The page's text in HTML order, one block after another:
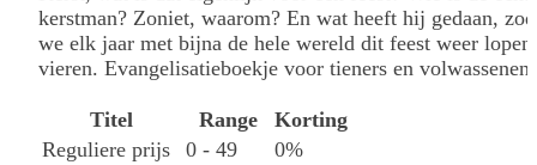
kerstman? Zoniet, waarom? En wat heeft hij gedaan,
we elk jaar met bijna de hele wereld dit feest weer lopen
vieren. Evangelisatieboekje voor tieners en volwassenen.
Titel Range
Korting
Reguliere prijs
0 - 49
0%